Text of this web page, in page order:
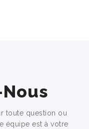
toute question ou
équipe est à votre